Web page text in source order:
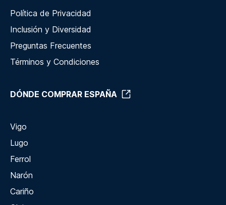
Política de Privacidad
Inclusión y Diversidad
Preguntas Frecuentes
Términos y Condiciones
DÓNDE COMPRAR ESPAÑA
Vigo
Lugo
Ferrol
Narón
Cariño